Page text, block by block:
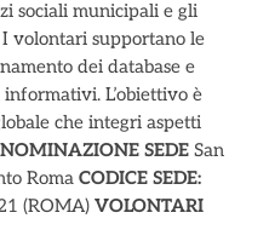
sociali municipali e gli
volontari supportano le
dei database e
L’obiettivo è
che integri aspetti
SEDE San
Roma CODICE SEDE:
(ROMA) VOLONTARI